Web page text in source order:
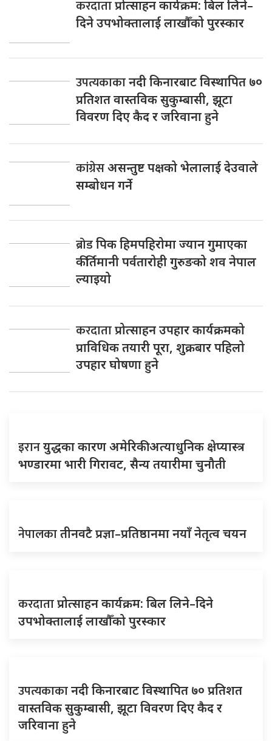
करदाताप्रोत्साहन कार्यक्रम: बिल लिने–
दिने उपभोक्तालाई लाखौँको पुरस्कार
उपत्यकाकानदी किनारबाट विस्थापित ७०
प्रतिशत वास्तविक सुकुम्बासी, झूटा
विवरण दिए कैद र जरिवाना हुने
कांग्रेसअसन्तुष्ट पक्षको भेलालाई देउवाले
सम्बोधन गर्ने
ब्रोडपिक हिमपहिरोमा ज्यान गुमाएका
कीर्तिमानी पर्वतारोही गुरुङको शव नेपाल
ल्याइयो
करदाताप्रोत्साहन उपहार कार्यक्रमको
प्राविधिक तयारी पूरा, शुक्रबार पहिलो
उपहार घोषणा हुने
इरानयुद्धका कारण अमेरिकी अत्याधुनिक क्षेप्यास्त्र
भण्डारमा भारी गिरावट, सैन्य तयारीमा चुनौती
नेपालकातीनवटै प्रज्ञा–प्रतिष्ठानमा नयाँ नेतृत्व चयन
करदाताप्रोत्साहन कार्यक्रम: बिल लिने–दिने
उपभोक्तालाई लाखौँको पुरस्कार
उपत्यकाकानदी किनारबाट विस्थापित ७० प्रतिशत
वास्तविक सुकुम्बासी, झूटा विवरण दिए कैद र
जरिवाना हुने